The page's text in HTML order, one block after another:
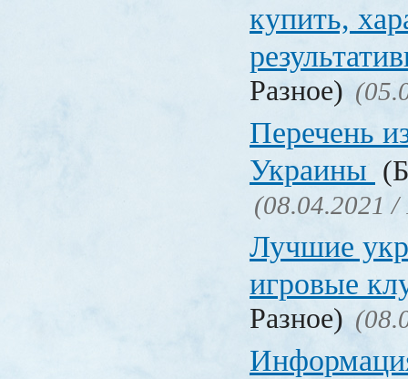
купить,
Разное)
Перечень
Украины
(08.04.2021 /
Лучшие
игровые
Разное)